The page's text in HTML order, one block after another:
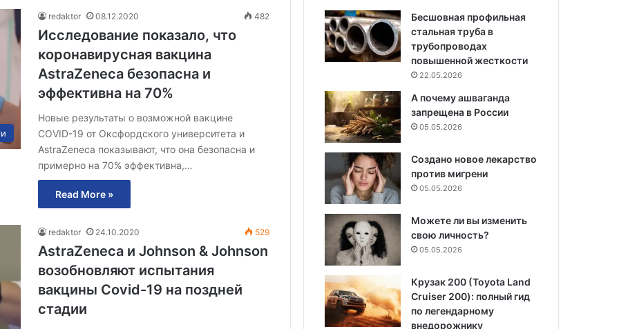
redaktor 08.12.2020 482
Исследование показало, что
коронавирусная вакцина
AstraZeneca безопасна и
эффективна на 70%
Новые результаты о возможной вакцине
COVID-19 от Оксфордского университета и
AstraZeneca показывают, что она безопасна и
примерно на 70% эффективна,…
Read More »
redaktor 24.10.2020 529
AstraZeneca и Johnson & Johnson
возобновляют испытания
вакцины Covid-19 на поздней
стадии
Бесшовная профильная
стальная труба в
трубопроводах
повышенной жесткости
22.05.2026
А почему ашваганда
запрещена в России
05.05.2026
Создано новое лекарство
против мигрени
05.05.2026
Можете ли вы изменить
свою личность?
05.05.2026
Крузак 200 (Toyota Land
Cruiser 200): полный гид
по легендарному
внедорожнику